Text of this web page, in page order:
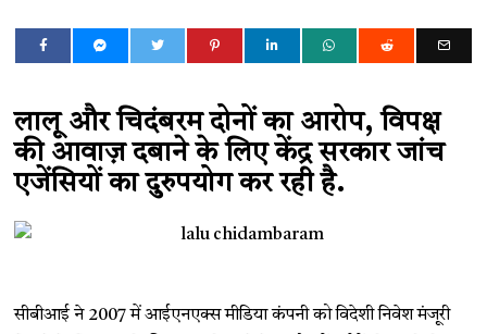
लालू और चिदंबरम दोनों का आरोप, विपक्ष
की आवाज़ दबाने के लिए केंद्र सरकार जांच
एजेंसियों का दुरुपयोग कर रही है.
सीबीआई ने 2007 में आईएनएक्स मीडिया कंपनी को विदेशी निवेश मंजूरी